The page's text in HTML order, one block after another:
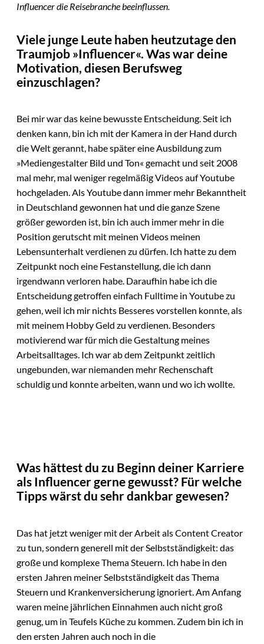
Influencer die Reisebranche beeinflussen.
Viele junge Leute haben heutzutage den
Traumjob »Influencer«. Was war deine
Motivation, diesen Berufsweg
einzuschlagen?
Bei mir war das keine bewusste Entscheidung. Seit ich
denken kann, bin ich mit der Kamera in der Hand durch
die Welt gerannt, habe später eine Ausbildung zum
»Mediengestalter Bild und Ton« gemacht und seit 2008
mal mehr, mal weniger regelmäßig Videos auf Youtube
hochgeladen. Als Youtube dann immer mehr Bekanntheit
in Deutschland gewonnen hat und die ganze Szene
größer geworden ist, bin ich auch immer mehr in die
Position gerutscht mit meinen Videos meinen
Lebensunterhalt verdienen zu dürfen. Ich hatte zu dem
Zeitpunkt noch eine Festanstellung, die ich dann
irgendwann verloren habe. Daraufhin habe ich die
Entscheidung getroffen einfach Fulltime in Youtube zu
gehen, weil ich mir nichts Besseres vorstellen konnte, als
mit meinem Hobby Geld zu verdienen. Besonders
motivierend war für mich die Gestaltung meines
Arbeitsalltages. Ich war ab dem Zeitpunkt zeitlich
ungebunden, war niemanden mehr Rechenschaft
schuldig und konnte arbeiten, wann und wo ich wollte.
Was hättest du zu Beginn deiner Karriere
als Influencer gerne gewusst? Für welche
Tipps wärst du sehr dankbar gewesen?
Das hat jetzt weniger mit der Arbeit als Content Creator
zu tun, sondern generell mit der Selbstständigkeit: das
große und komplexe Thema Steuern. Ich habe in den
ersten Jahren meiner Selbstständigkeit das Thema
Steuern und Krankenversicherung ignoriert. Am Anfang
waren meine jährlichen Einnahmen auch nicht groß
genug, um in Teufels Küche zu kommen. Zudem bin ich in
den ersten Jahren auch noch in die